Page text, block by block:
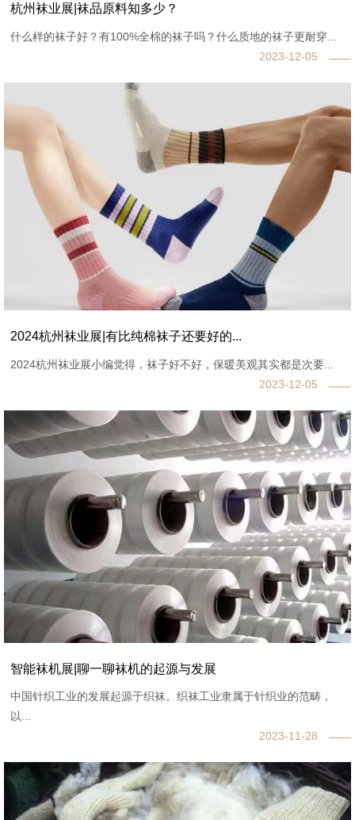
杭州袜业展|袜品原料知多少？
什么样的袜子好？有100%全棉的袜子吗？什么质地的袜子更耐穿...
2023-12-05
2024杭州袜业展|有比纯棉袜子还要好的...
2024杭州袜业展小编觉得，袜子好不好，保暖美观其实都是次要...
2023-12-05
智能袜机展|聊一聊袜机的起源与发展
中国针织工业的发展起源于织袜。织袜工业隶属于针织业的范畴，
以...
2023-11-28